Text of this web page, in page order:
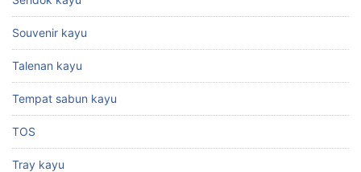
Souvenir kayu
Talenan kayu
Tempat sabun kayu
TOS
Tray kayu